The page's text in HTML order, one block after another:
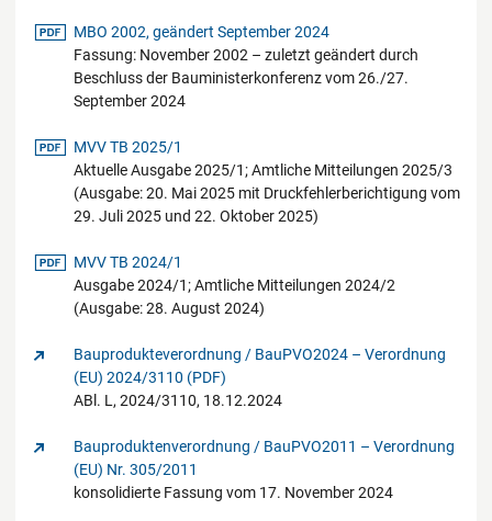
pdf-Datei
MBO 2002, geändert September 2024
Fassung: November 2002 – zuletzt geändert durch
Beschluss der Bauministerkonferenz vom 26./27.
September 2024
pdf-Datei
MVV TB 2025/1
Aktuelle Ausgabe 2025/1; Amtliche Mitteilungen 2025/3
(Ausgabe: 20. Mai 2025 mit Druckfehlerberichtigung vom
29. Juli 2025 und 22. Oktober 2025)
pdf-Datei
MVV TB 2024/1
Ausgabe 2024/1; Amtliche Mitteilungen 2024/2
(Ausgabe: 28. August 2024)
Bauprodukteverordnung / BauPVO2024 – Verordnung
(EU) 2024/3110 (PDF)
ABl. L, 2024/3110, 18.12.2024
Bauproduktenverordnung / BauPVO2011 – Verordnung
(EU) Nr. 305/2011
konsolidierte Fassung vom 17. November 2024